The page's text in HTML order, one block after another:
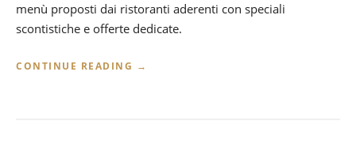
menù proposti dai ristoranti aderenti con speciali
scontistiche e offerte dedicate.
CONTINUE READING “→